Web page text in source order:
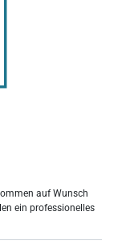
auf Wunsch
ein professionelles